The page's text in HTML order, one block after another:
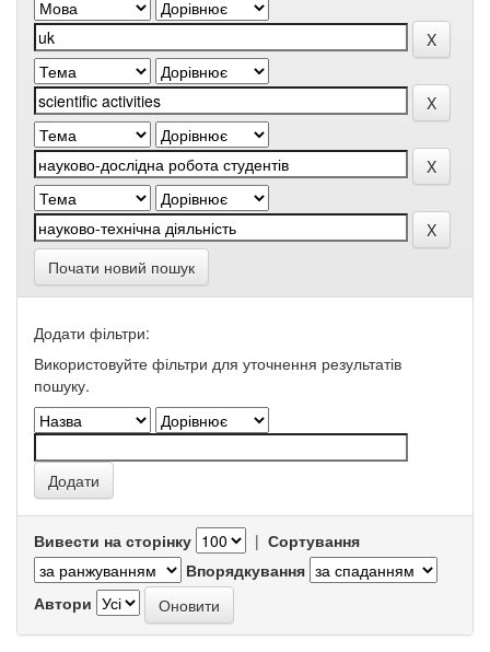
Почати новий пошук
Додати фільтри:
Використовуйте фільтри для уточнення результатів
пошуку.
Вивести на сторінку | Сортування
Впорядкування
Автори